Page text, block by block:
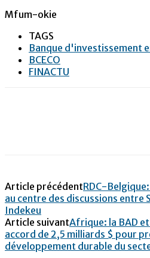
Mfum-okie
TAGS
Banque d'investissement
BCECO
FINACTU
Article précédentRDC-
au centre des discussions entre
Indekeu
Article suivantAfrique: la BAD et
accord de 2,5 milliards $ pour
développement durable du